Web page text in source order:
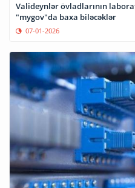
Valideynlər övladlarının
"mygov"da baxa biləcəklər
07-01-2026